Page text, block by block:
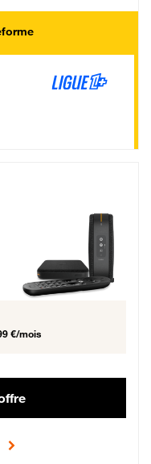
€ par mois, Engagement 12 mois
€/mois